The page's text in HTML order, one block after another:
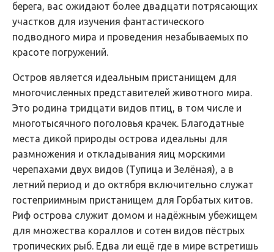
берега, вас ожидают более двадцати потрясающих
участков для изучения фантастического
подводного мира и проведения незабываемых по
красоте погружений.
Остров является идеальным пристанищем для
многочисленных представителей животного мира.
Это родина тридцати видов птиц, в том числе и
многотысячного поголовья крачек. Благодатные
места дикой природы острова идеальны для
размножения и откладывания яиц морскими
черепахами двух видов (Тупица и Зелёная), а в
летний период и до октября включительно служат
гостеприимным пристанищем для Горбатых китов.
Риф острова служит домом и надёжным убежищем
для множества кораллов и сотен видов пёстрых
тропических рыб. Едва ли ещё где в мире встретишь